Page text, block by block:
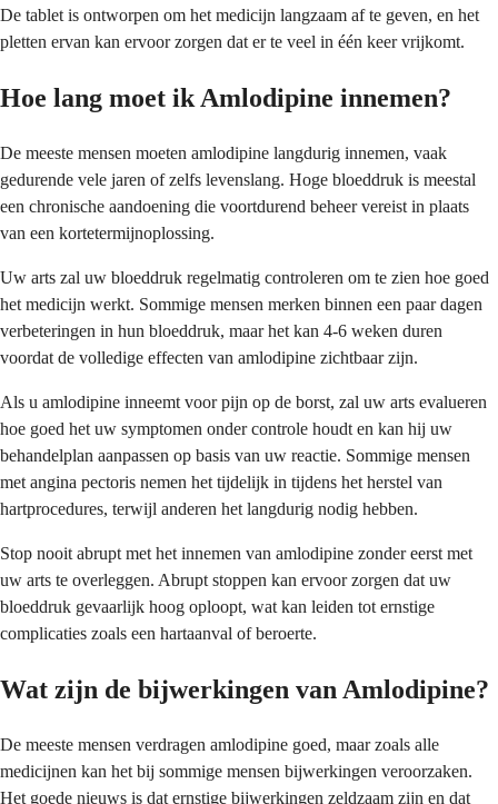
De tablet is ontworpen om het medicijn langzaam af te geven, en het
pletten ervan kan ervoor zorgen dat er te veel in één keer vrijkomt.
Hoe lang moet ik Amlodipine innemen?
De meeste mensen moeten amlodipine langdurig innemen, vaak
gedurende vele jaren of zelfs levenslang. Hoge bloeddruk is meestal
een chronische aandoening die voortdurend beheer vereist in plaats
van een kortetermijnoplossing.
Uw arts zal uw bloeddruk regelmatig controleren om te zien hoe goed
het medicijn werkt. Sommige mensen merken binnen een paar dagen
verbeteringen in hun bloeddruk, maar het kan 4-6 weken duren
voordat de volledige effecten van amlodipine zichtbaar zijn.
Als u amlodipine inneemt voor pijn op de borst, zal uw arts evalueren
hoe goed het uw symptomen onder controle houdt en kan hij uw
behandelplan aanpassen op basis van uw reactie. Sommige mensen
met angina pectoris nemen het tijdelijk in tijdens het herstel van
hartprocedures, terwijl anderen het langdurig nodig hebben.
Stop nooit abrupt met het innemen van amlodipine zonder eerst met
uw arts te overleggen. Abrupt stoppen kan ervoor zorgen dat uw
bloeddruk gevaarlijk hoog oploopt, wat kan leiden tot ernstige
complicaties zoals een hartaanval of beroerte.
Wat zijn de bijwerkingen van Amlodipine?
De meeste mensen verdragen amlodipine goed, maar zoals alle
medicijnen kan het bij sommige mensen bijwerkingen veroorzaken.
Het goede nieuws is dat ernstige bijwerkingen zeldzaam zijn en dat